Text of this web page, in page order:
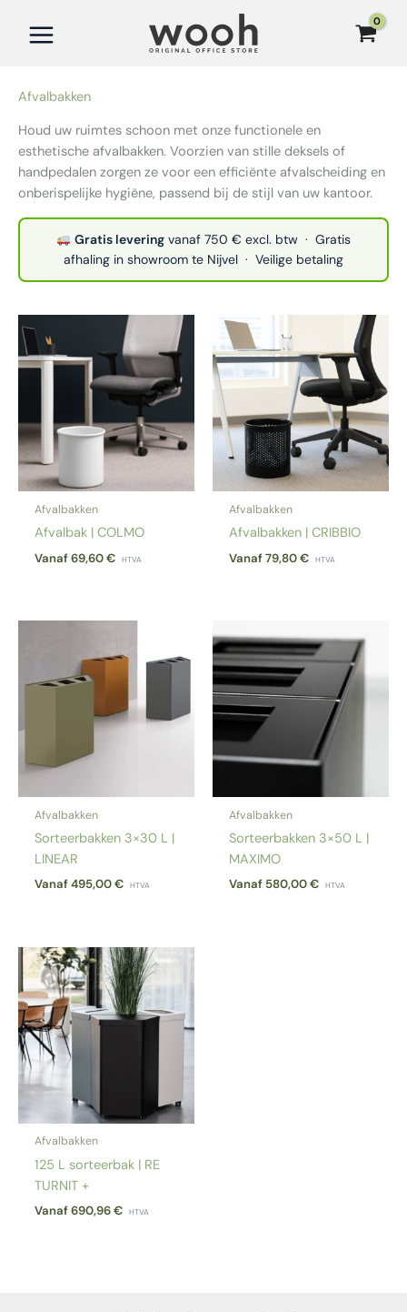
Afvalbakken
Houd uw ruimtes schoon met onze functionele en
esthetische afvalbakken. Voorzien van stille deksels of
handpedalen zorgen ze voor een efficiënte afvalscheiding en
onberispelijke hygiëne, passend bij de stijl van uw kantoor.
Gratis leveringvanaf 750 € excl. btw · Gratis
afhaling in showroom te Nijvel · Veilige betaling
Afvalbakken
Afvalbak | COLMO
Vanaf69,60€ HTVA
Afvalbakken
Afvalbakken | CRIBBIO
Vanaf79,80€ HTVA
Afvalbakken
Sorteerbakken 3×30 L |
LINEAR
Vanaf495,00€ HTVA
Afvalbakken
Sorteerbakken 3×50 L |
MAXIMO
Vanaf 580,00€ HTVA
Afvalbakken
125 L sorteerbak | RE
TURNIT +
Vanaf690,96€ HTVA